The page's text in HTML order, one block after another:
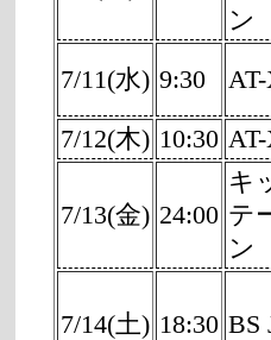
ン
7/11(水) 9:30
7/12(木) 10:30
7/13(金) 24:00
キ
テ
ン
7/14(土) 18:30 BS